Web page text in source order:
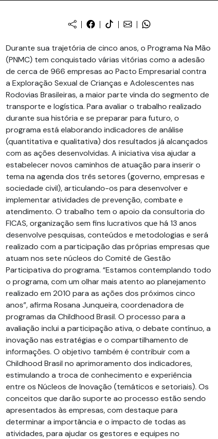
Durante sua trajetória de cinco anos, o Programa Na Mão
(PNMC) tem conquistado várias vitórias como a adesão
de cerca de 966 empresas ao Pacto Empresarial contra
a Exploração Sexual de Crianças e Adolescentes nas
Rodovias Brasileiras, a maior parte vinda do segmento de
transporte e logística. Para avaliar o trabalho realizado
durante sua história e se preparar para futuro, o
programa está elaborando indicadores de análise
(quantitativa e qualitativa) dos resultados já alcançados
com as ações desenvolvidas. A iniciativa visa ajudar a
estabelecer novos caminhos de atuação para inserir o
tema na agenda dos três setores (governo, empresas e
sociedade civil), articulando-os para desenvolver e
implementar atividades de prevenção, combate e
atendimento. O trabalho tem o apoio da consultoria do
FICAS, organização sem fins lucrativos que há 13 anos
desenvolve pesquisas, conteúdos e metodologias e será
realizado com a participação das próprias empresas que
atuam nos sete núcleos do Comitê de Gestão
Participativa do programa. “Estamos contemplando todo
o programa, com um olhar mais atento ao planejamento
realizado em 2010 para as ações dos próximos cinco
anos”, afirma Rosana Junqueira, coordenadora de
programas da Childhood Brasil. O processo para a
avaliação inclui a participação ativa, o debate contínuo, a
inovação nas estratégias e o compartilhamento de
informações. O objetivo também é contribuir com a
Childhood Brasil no aprimoramento dos indicadores,
estimulando a troca de conhecimento e experiência
entre os Núcleos de Inovação (temáticos e setoriais). Os
conceitos que darão suporte ao processo estão sendo
apresentados às empresas, com destaque para
determinar a importância e o impacto de todas as
atividades, para ajudar os gestores e equipes no